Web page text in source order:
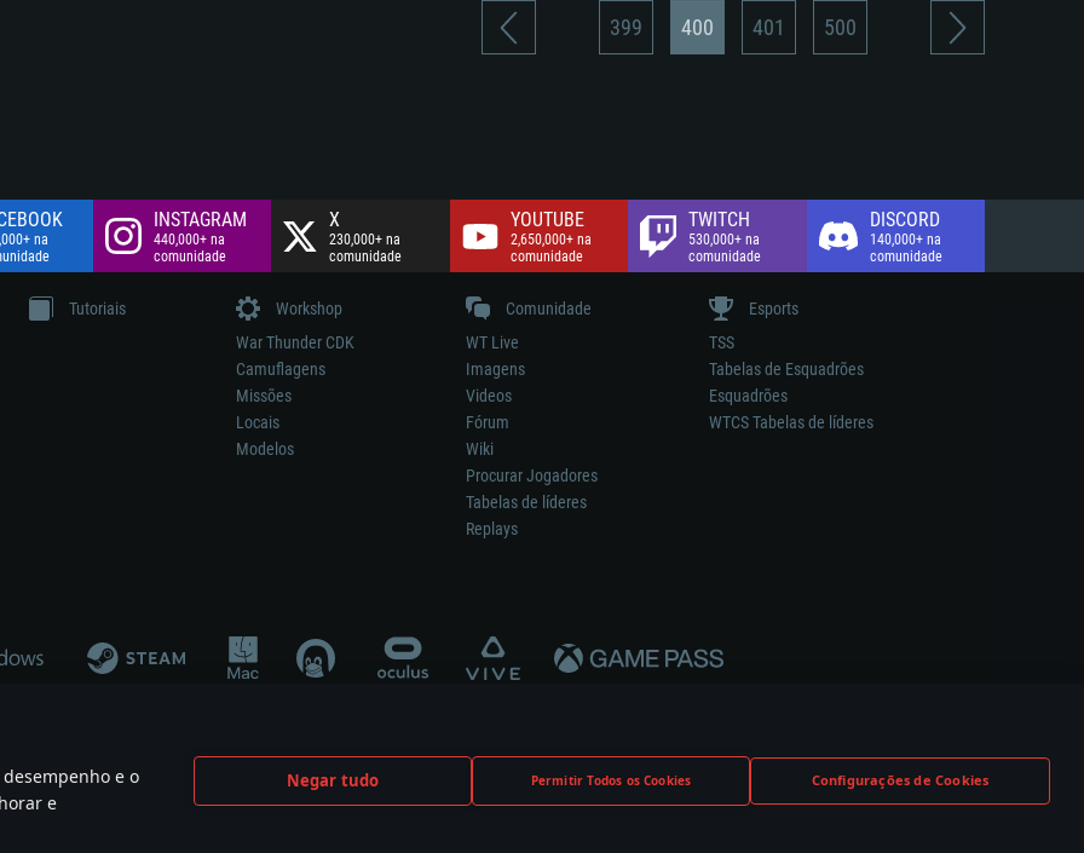
e o
e
Negar tudo Permitir Todos os Cookies Configurações de Cookies
399 400 401 500
na
INSTAGRAM
440,000+ na
comunidade
X
230,000+ na
comunidade
YOUTUBE
2,650,000+ na
comunidade
TWITCH
530,000+ na
comunidade
DISCORD
140,000+ na
comunidade
Tutoriais
Workshop
War Thunder CDK
Camuflagens
Missões
Locais
Modelos
Comunidade
WT Live
Imagens
Videos
Fórum
Wiki
Procurar Jogadores
Tabelas de líderes
Replays
Esports
TSS
Tabelas de Esquadrões
Esquadrões
WTCS Tabelas de líderes
significa participação no desenvolvimento, patrocínio ou aval do respetivo construtor.
are the property of their respective owners.